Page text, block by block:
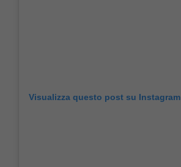
Visualizza questo post su Instagram